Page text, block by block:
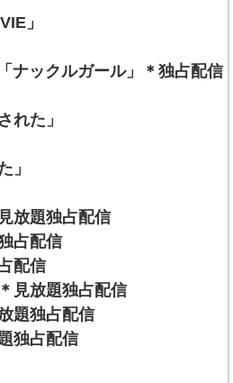
」
ナックルガール」＊独占配信
れた」
」
放題独占配信
占配信
配信
見放題独占配信
題独占配信
独占配信